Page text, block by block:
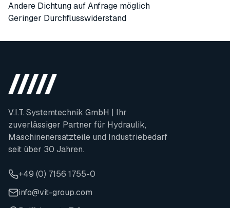
Andere Dichtung auf Anfrage möglich
Geringer Durchflusswiderstand
V.I.T. Systemtechnik GmbH | Ihr
zuverlässiger Partner für Hydraulik,
Maschinenersatzteile und Industriebedarf
seit über 30 Jahren.
+49 (0) 7156 1755-0
info@vit-group.com